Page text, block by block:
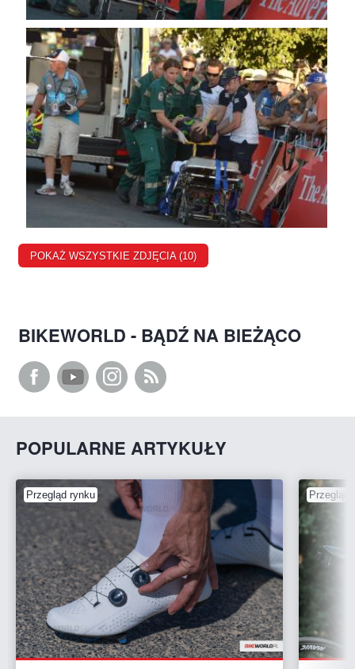
POKAŻ WSZYSTKIE ZDJĘCIA (10)
BIKEWORLD - BĄDŹ NA BIEŻĄCO
POPULARNE ARTYKUŁY
Przegląd rynku Przegląd